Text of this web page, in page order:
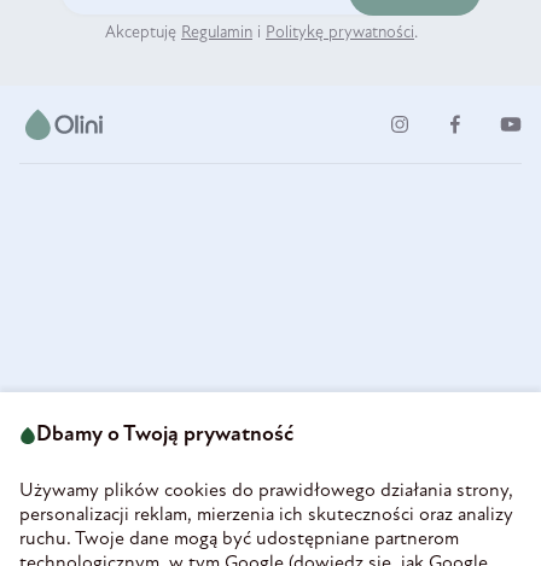
Akceptuję Regulamin i Politykę prywatności.
58-160 Świebodzice
REGON 890213034
INFORMACJE
Dbamy o Twoją prywatność
Używamy plików cookies do prawidłowego działania strony,
personalizacji reklam, mierzenia ich skuteczności oraz analizy
ruchu. Twoje dane mogą być udostępniane partnerom